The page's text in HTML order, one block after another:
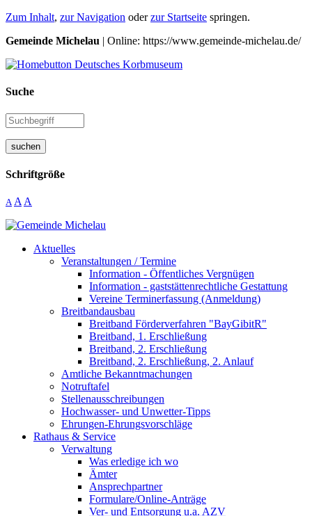
Zum Inhalt, zur Navigation oderzur Startseite springen.
Gemeinde Michelau | Online: https://www.gemeinde-michelau.de/
Suche
suchen
Schriftgröße
A A A
Aktuelles
Veranstaltungen / Termine
Information - Öffentliches Vergnügen
Information - gaststättenrechtliche Gestattung
Vereine Terminerfassung (Anmeldung)
Breitbandausbau
Breitband Förderverfahren "BayGibitR"
Breitband, 1. Erschließung
Breitband, 2. Erschließung
Breitband, 2. Erschließung, 2. Anlauf
Amtliche Bekanntmachungen
Notruftafel
Stellenausschreibungen
Hochwasser- und Unwetter-Tipps
Ehrungen-Ehrungsvorschläge
Rathaus & Service
Verwaltung
Was erledige ich wo
Ämter
Ansprechpartner
Formulare/Online-Anträge
Ver- und Entsorgung u.a. AZV